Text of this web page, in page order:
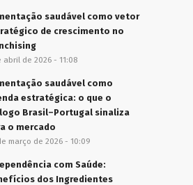
saudável como vetor
de crescimento no
abril de 2026 - 11:08
saudável como
estratégica: o que o
Brasil–Portugal sinaliza
o mercado
março de 2026 - 10:09
com Saúde:
dos Ingredientes